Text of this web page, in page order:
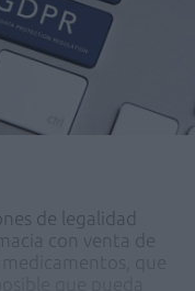
de legalidad
con venta de